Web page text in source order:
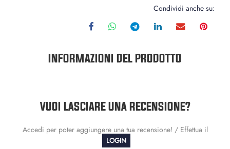
Condividi anche su:
INFORMAZIONI DEL PRODOTTO
VUOI LASCIARE UNA RECENSIONE?
Accedi per poter aggiungere una tua recensione! / Effettua il
LOGIN